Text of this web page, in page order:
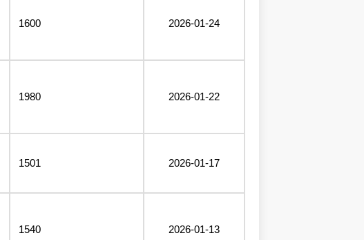
1600 2026-01-24
1980 2026-01-22
1501 2026-01-17
1540 2026-01-13